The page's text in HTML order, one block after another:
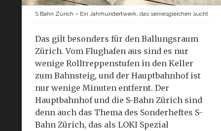
S Bahn Zürich – Ein Jahrhundertwerk, das seinesgleichen sucht
Das gilt besonders für den Ballungsraum
Zürich. Vom Flughafen aus sind es nur
wenige Rolltreppenstufen in den Keller
zum Bahnsteig, und der Hauptbahnhof ist
nur wenige Minuten entfernt. Der
Hauptbahnhof und die S-Bahn Zürich sind
denn auch das Thema des Sonderheftes S-
Bahn Zürich, das als LOKI Spezial